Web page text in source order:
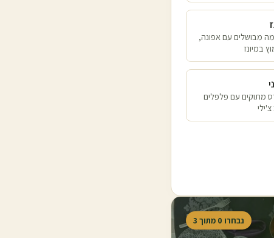
מבושלים עם אפונה,
במיונז
מתוקים עם פלפלים
נבחרו 0 מתוך 3